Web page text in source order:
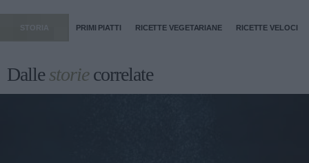
STORIA PRIMI PIATTI RICETTE VEGETARIANE RICETTE VELOCI
Dallestoriecorrelate